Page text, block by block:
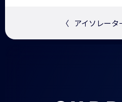
〈 アイソレータ